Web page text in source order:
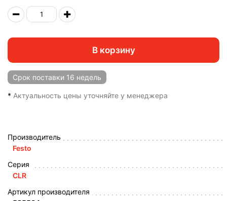
В корзину
Срок поставки 16 недель
* Актуальность цены уточняйте у менеджера
Производитель
Festo
Серия
CLR
Артикул производителя